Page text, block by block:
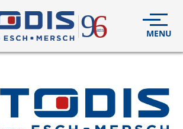
VÉHICULESD'OCCASION